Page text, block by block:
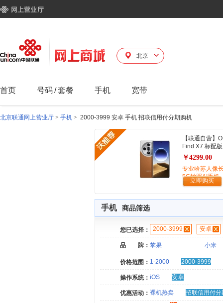
北京
首页 号码/套餐 手机 宽带
北京联通网上营业厅 > 手机 > 2000-3999 安卓 手机 招联信用付分期购机
【联通自营】
Find X7 标配版
￥4299.00
专业哈苏人像
5G拍照AI手机
立即购买
手机 商品筛选
您已选择： 2000-3999 安卓
品 牌： 苹果 小米
价格范围： 1-2000 2000-3999
操作系统： iOS 安卓
优惠活动： 裸机热卖 招联信用付分